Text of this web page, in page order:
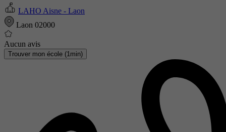
LAHO Aisne - Laon
Laon 02000
Aucun avis
Trouver mon école (1min)